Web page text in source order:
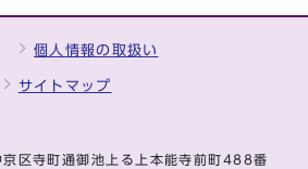
個人情報の取扱い
サイトマップ
寺町通御池上る上本能寺前町488番